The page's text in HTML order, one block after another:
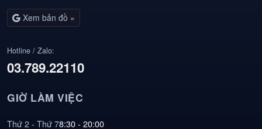
Xem bản đồ »
Hotline / Zalo:
03.789.22110
GIỜ LÀM VIỆC
Thứ 2 - Thứ 78:30 - 20:00